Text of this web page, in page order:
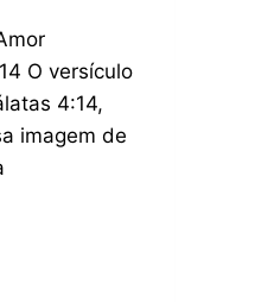
O versículo
4:14,
imagem de